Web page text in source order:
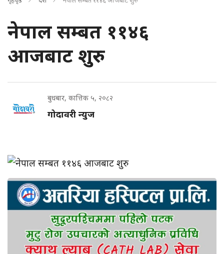
नेपाल सम्बत ११४६
आजबाट शुरु
बुधबार, कात्तिक ५, २०८२
गोदावरी न्युज